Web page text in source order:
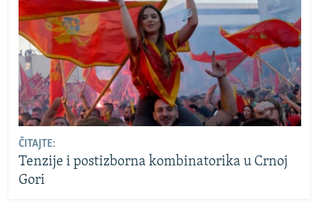
ČITAJTE:
Tenzije i postizborna kombinatorika u Crnoj
Gori